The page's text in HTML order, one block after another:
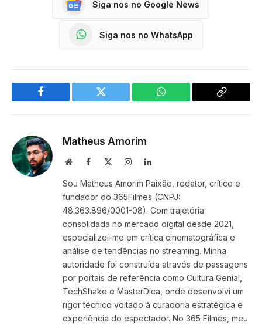
Siga nos no Google News
Siga nos no WhatsApp
Facebook Twitter WhatsApp
Copy
Matheus Amorim
WebsiteFacebook InstagramLinkedIn
Sou Matheus Amorim Paixão, redator, crítico e
fundador do 365Filmes (CNPJ:
48.363.896/0001-08). Com trajetória
consolidada no mercado digital desde 2021,
especializei-me em crítica cinematográfica e
análise de tendências no streaming. Minha
autoridade foi construída através de passagens
por portais de referência como Cultura Genial,
TechShake e MasterDica, onde desenvolvi um
rigor técnico voltado à curadoria estratégica e
experiência do espectador. No 365 Filmes, meu